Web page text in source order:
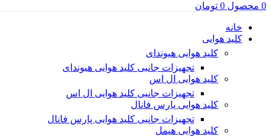
0 محصول 0 تومان
خانه
کلید هوایی
کلید هوایی هیوندای
تجهیزات جانبی کلید هوایی هیوندای
کلید هوایی ال اس
تجهیزات جانبی کلید هوایی ال اس
کلید هوایی پارس فانال
تجهیزات جانبی کلید هوایی پارس فانال
کلید هوایی هیمل